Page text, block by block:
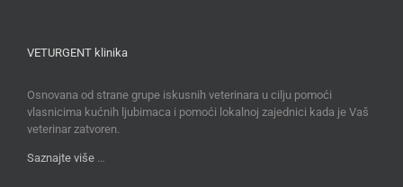
VETURGENT klinika
Osnovana od strane grupe iskusnih veterinara u cilju pomoći
vlasnicima kućnih ljubimaca i pomoći lokalnoj zajednici kada je Vaš
veterinar zatvoren.
Saznajte više …